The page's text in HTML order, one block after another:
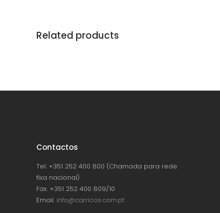
Related products
Contactos
Tel. +351 252 400 800 (Chamada para rede
fixa nacional)
Fax. +351 252 400 809/10
Email. info@carricos.com.pt